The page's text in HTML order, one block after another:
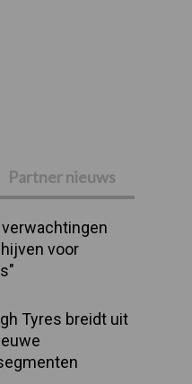
Partner nieuws
voor
Tyres breidt uit